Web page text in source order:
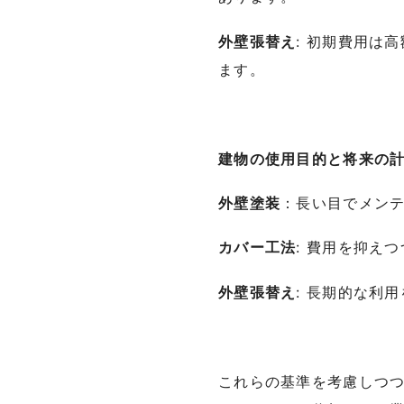
外壁張替え : 初期費用は
ます。
建物の使用目的と将来の
外壁塗装 ：長い目でメン
カバー工法: 費用を抑え
外壁張替え : 長期的な利
これらの基準を考慮しつ